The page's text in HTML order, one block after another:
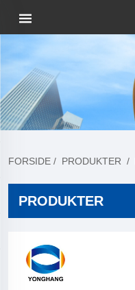
FORSIDE / PRODUKTER /
PRODUKTER